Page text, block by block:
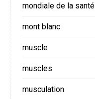
mondiale de la santé
mont blanc
muscle
muscles
musculation